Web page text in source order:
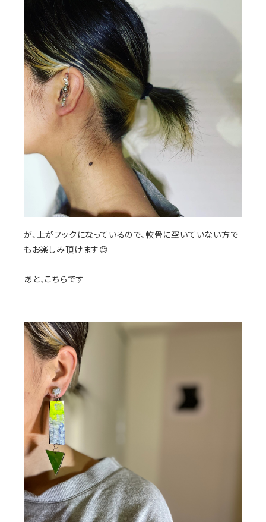
が、上がフックになっているので、軟骨に空いていない方で
もお楽しみ頂けます😊
あと、こちらです